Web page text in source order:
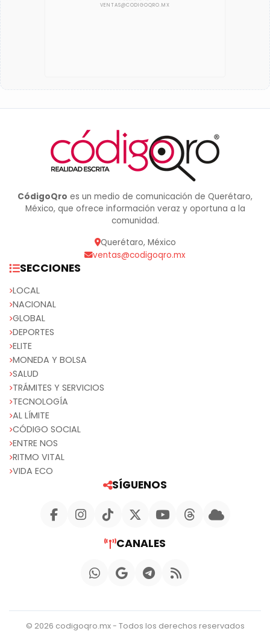
CódigoQro es un medio de comunicación de Querétaro,
México, que ofrece información veraz y oportuna a la
comunidad.
Querétaro, México
ventas@codigoqro.mx
SECCIONES
LOCAL
NACIONAL
GLOBAL
DEPORTES
ELITE
MONEDA Y BOLSA
SALUD
TRÁMITES Y SERVICIOS
TECNOLOGÍA
AL LÍMITE
CÓDIGO SOCIAL
ENTRE NOS
RITMO VITAL
VIDA ECO
SÍGUENOS
CANALES
© 2026 codigoqro.mx - Todos los derechos reservados